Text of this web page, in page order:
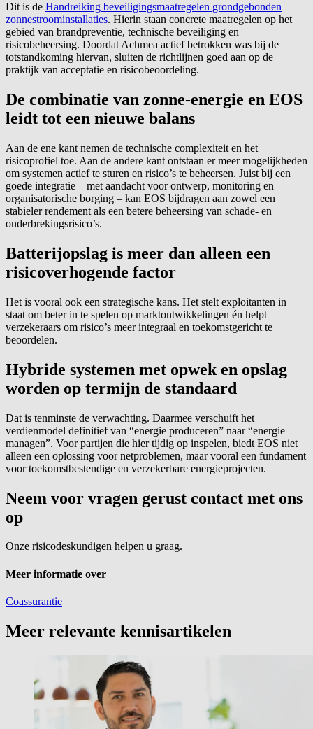
Dit is de Handreiking beveiligingsmaatregelen grondgebonden
zonnestroominstallaties. Hierin staan concrete maatregelen op het
gebied van brandpreventie, technische beveiliging en
risicobeheersing. Doordat Achmea actief betrokken was bij de
totstandkoming hiervan, sluiten de richtlijnen goed aan op de
praktijk van acceptatie en risicobeoordeling.
De combinatie van zonne-energie en EOS
leidt tot een nieuwe balans
Aan de ene kant nemen de technische complexiteit en het
risicoprofiel toe. Aan de andere kant ontstaan er meer mogelijkheden
om systemen actief te sturen en risico’s te beheersen. Juist bij een
goede integratie – met aandacht voor ontwerp, monitoring en
organisatorische borging – kan EOS bijdragen aan zowel een
stabieler rendement als een betere beheersing van schade- en
onderbrekingsrisico’s.
Batterijopslag is meer dan alleen een
risicoverhogende factor
Het is vooral ook een strategische kans. Het stelt exploitanten in
staat om beter in te spelen op marktontwikkelingen én helpt
verzekeraars om risico’s meer integraal en toekomstgericht te
beoordelen.
Hybride systemen met opwek en opslag
worden op termijn de standaard
Dat is tenminste de verwachting. Daarmee verschuift het
verdienmodel definitief van “energie produceren” naar “energie
managen”. Voor partijen die hier tijdig op inspelen, biedt EOS niet
alleen een oplossing voor netproblemen, maar vooral een fundament
voor toekomstbestendige en verzekerbare energieprojecten.
Neem voor vragen gerust contact met ons
op
Onze risicodeskundigen helpen u graag.
Meer informatie over
Coassurantie
Meer relevante kennisartikelen